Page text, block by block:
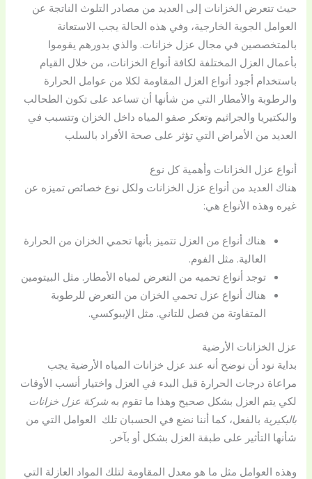
حيث تتعرض الخزانات إلى العديد من مصادر التلوث الناتجة عن
العوامل الجوية الخارجية، وفي هذه الحالة يجب الاستعانة
بالمتخصصين في مجال عزل خزانات. والذي بدورهم يقوموا
بأعمال العزل المختلفة لكافة أنواع الخزانات، من خلال القيام
باستخدام أجود أنواع العزل المقاومة لكلا من عوامل الحرارة
والرطوبة والأمطار التي من شأنها أن تساعد على تكون الطحالب
والبكتيريا والجراثيم وتعكر صفو المياه داخل الخزان وتتسبب في
العديد من الأمراض التي تؤثر على صحة الأفراد بالسلب
أنواع عزل الخزانات وأهمية كل نوع
هناك العديد من أنواع عزل الخزانات ولكل نوع خصائص تميزه عن
غيره وهذه الأنواع هي:
هناك أنواع من العزل تتميز بأنها تحمي الخزان من الحرارة
العالية. مثل الفوم.
توجد أنواع تحميه من التعرض لمياه الأمطار. مثل البيتومين
هناك أنواع عزل تحمي الخزان من التعرض للرطوبة
المتفاوتة من فصل للتاني. مثل الإيبوكسي.
عزل الخزانات الأرضية
بداية نود أن نوضح أنه عند عزل خزانات المياه الأرضية يجب
مراعاة درجات الحرارة قبل البدء في العزل واختيار أنسب الأوقات
لكي يتم العزل بشكل صحيح وهذا ما تقوم بهشركة عزل خزانات
بالبكيرية بالفعل، كما أننا نضع في الحسبان تلك العوامل التي من
شأنها التأثير على طبقة العزل بشكل أو بآخر.
وهذه العوامل مثل ما هو معدل المقاومة لتلك المواد العازلة التي